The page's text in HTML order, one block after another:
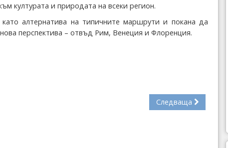
културата и природата на всеки регион.
алтернатива на типичните маршрути и покана да
перспектива – отвъд Рим, Венеция и Флоренция.
Следваща